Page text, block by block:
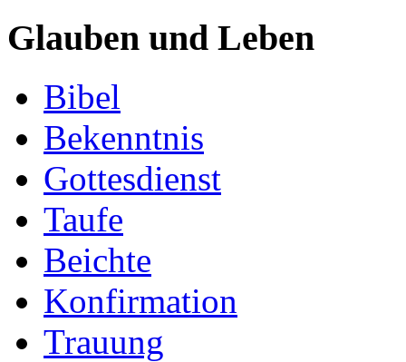
Glauben und Leben
Bibel
Bekenntnis
Gottesdienst
Taufe
Beichte
Konfirmation
Trauung